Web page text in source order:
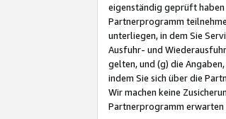
eigenständig geprüft haben
Partnerprogramm
unterliegen, in dem Sie
Ausfuhr- und
gelten, und (g) die
indem Sie sich über die
Wir machen keine
Partnerprogramm erwarten